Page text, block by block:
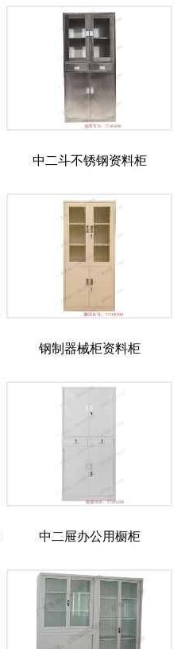
中二斗不锈钢资料柜
钢制器械柜资料柜
中二屉办公用橱柜